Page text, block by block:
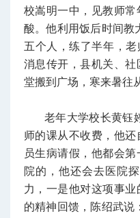
校嵩明一中，见教师
酸。他利用饭后时间教
五个人，练了半年，老
消息传开，县机关、
堂搬到广场，寒来暑往
老年大学校长黄钰
师的课从不收费，他
员生病请假，他都会
院的，他还会去医院
力，一是他对这项事
的精神回馈，陈绍武说